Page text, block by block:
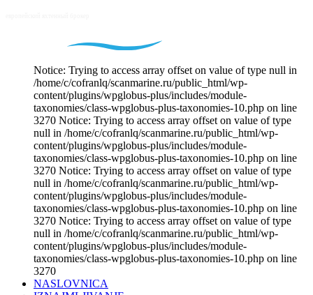
Notice: Trying to access array offset on value of type null in
/home/c/cofranlq/scanmarine.ru/public_html/wp-
content/plugins/wpglobus-plus/includes/module-
taxonomies/class-wpglobus-plus-taxonomies-10.php on line
3270 Notice: Trying to access array offset on value of type
null in /home/c/cofranlq/scanmarine.ru/public_html/wp-
content/plugins/wpglobus-plus/includes/module-
taxonomies/class-wpglobus-plus-taxonomies-10.php on line
3270 Notice: Trying to access array offset on value of type
null in /home/c/cofranlq/scanmarine.ru/public_html/wp-
content/plugins/wpglobus-plus/includes/module-
taxonomies/class-wpglobus-plus-taxonomies-10.php on line
3270 Notice: Trying to access array offset on value of type
null in /home/c/cofranlq/scanmarine.ru/public_html/wp-
content/plugins/wpglobus-plus/includes/module-
taxonomies/class-wpglobus-plus-taxonomies-10.php on line
3270
NASLOVNICA